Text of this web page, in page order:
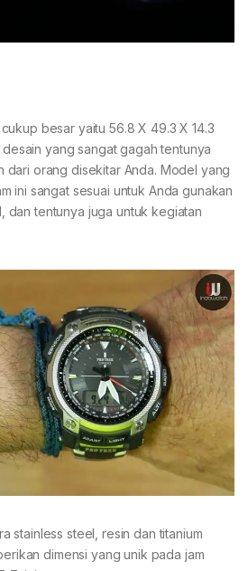
besar yaitu 56.8 X 49.3 X 14.3
yang sangat gagah tentunya
dari orang disekitar Anda. Model yang
ini sangat sesuai untuk Anda gunakan
dan tentunya juga untuk kegiatan
stainless steel, resin dan titanium
dimensi yang unik pada jam